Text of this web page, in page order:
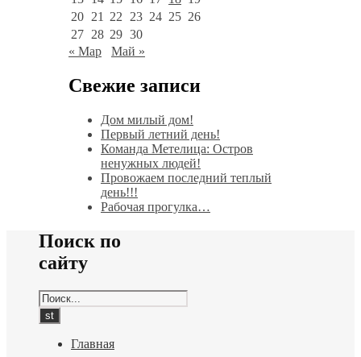
20 21 22 23 24 25 26
27 28 29 30
« Мар
Май »
Свежие записи
Дом милый дом!
Первый летний день!
Команда Метелица: Остров
ненужных людей!
Провожаем последний теплый
день!!!
Рабочая прогулка…
Поиск по
сайту
Главная